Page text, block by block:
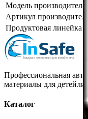
Модель производителя
Артикул производителя
Продуктовая линейка /
Профессиональная
материалы для
Каталог